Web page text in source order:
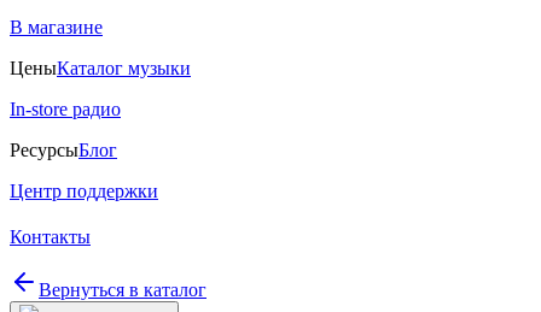
В магазине
ЦеныКаталог музыки
In-store радио
РесурсыБлог
Центр поддержки
Контакты
Вернуться в каталог